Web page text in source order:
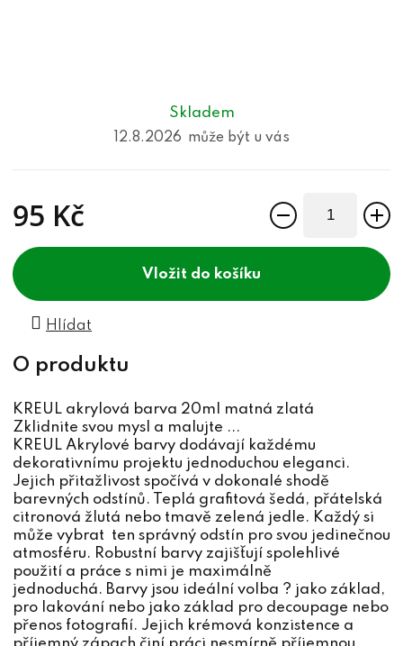
Skladem
12.8.2026
95 Kč
do košíku
Hlídat
KREUL akrylová barva 20ml matná zlatá
Zklidnite svou mysl a malujte ...
KREUL Akrylové barvy dodávají každému
dekorativnímu projektu jednoduchou eleganci.
Jejich přitažlivost spočívá v dokonalé shodě
barevných odstínů. Teplá grafitová šedá, přátelská
citronová žlutá nebo tmavě zelená jedle. Každý si
může vybrat ten správný odstín pro svou jedinečnou
atmosféru. Robustní barvy zajišťují spolehlivé
použití a práce s nimi je maximálně
jednoduchá. Barvy jsou ideální volba ? jako základ,
pro lakování nebo jako základ pro decoupage nebo
přenos fotografií. Jejich krémová konzistence a